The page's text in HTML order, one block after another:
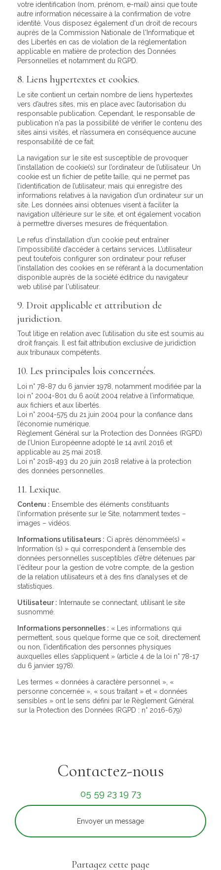
votre identification (nom, prénom, e-mail) ainsi que toute
autre information nécessaire à la confirmation de votre
identité. Vous disposez également d'un droit de recours
auprès de la Commission Nationale de l'Informatique et
des Libertés en cas de violation de la réglementation
applicable en matière de protection des Données
Personnelles et notamment du RGPD.
8. Liens hypertextes et cookies.
Le site contient un certain nombre de liens hypertextes
vers d’autres sites, mis en place avec l’autorisation du
responsable publication. Cependant, le responsable de
publication n'a pas la possibilité de vérifier le contenu des
sites ainsi visités, et n’assumera en conséquence aucune
responsabilité de ce fait.
La navigation sur le site est susceptible de provoquer
l’installation de cookie(s) sur l’ordinateur de l’utilisateur. Un
cookie est un fichier de petite taille, qui ne permet pas
l’identification de l’utilisateur, mais qui enregistre des
informations relatives à la navigation d’un ordinateur sur un
site. Les données ainsi obtenues visent à faciliter la
navigation ultérieure sur le site, et ont également vocation
à permettre diverses mesures de fréquentation.
Le refus d’installation d’un cookie peut entraîner
l’impossibilité d’accéder à certains services. L’utilisateur
peut toutefois configurer son ordinateur pour refuser
l’installation des cookies en se référant à la documentation
disponible auprès de la société éditrice du navigateur
web utilisé par l'utilisateur.
9. Droit applicable et attribution de
juridiction.
Tout litige en relation avec l’utilisation du site est soumis au
droit français. Il est fait attribution exclusive de juridiction
aux tribunaux compétents.
10. Les principales lois concernées.
Loi n° 78-87 du 6 janvier 1978, notamment modifiée par la
loi n° 2004-801 du 6 août 2004 relative à l’informatique,
aux fichiers et aux libertés.
Loi n° 2004-575 du 21 juin 2004 pour la confiance dans
l’économie numérique.
Règlement Général sur la Protection des Données (RGPD)
de l’Union Européenne adopté le 14 avril 2016 et
applicable au 25 mai 2018.
Loi n° 2018-493 du 20 juin 2018 relative à la protection
des données personnelles.
11. Lexique.
Contenu : Ensemble des éléments constituants
l’information présente sur le Site, notamment textes –
images – vidéos.
Informations utilisateurs : Ci après dénommée(s) «
Information (s) » qui correspondent à l’ensemble des
données personnelles susceptibles d’être détenues par
l'éditeur pour la gestion de votre compte, de la gestion
de la relation utilisateurs et à des fins d’analyses et de
statistiques.
Utilisateur : Internaute se connectant, utilisant le site
susnommé.
Informations personnelles : « Les informations qui
permettent, sous quelque forme que ce soit, directement
ou non, l’identification des personnes physiques
auxquelles elles s’appliquent » (article 4 de la loi n° 78-17
du 6 janvier 1978).
Les termes « données à caractère personnel », «
personne concernée », « sous traitant » et « données
sensibles » ont le sens défini par le Règlement Général
sur la Protection des Données (RGPD : n° 2016-679)
Contactez-nous
05 59 23 19 73
Envoyer un message
Partagez cette page